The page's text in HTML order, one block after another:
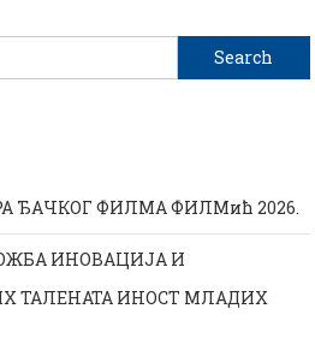
Search
for:
ЂАЧКОГ ФИЛМА ФИЛМић 2026.
ИНОВАЦИЈА И
ТАЛЕНАТА ИНОСТ МЛАДИХ